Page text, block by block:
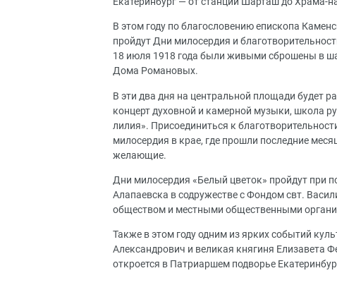
В этом году по благословению епископа
пройдут Дни милосердия и
18 июля 1918 года были живыми сброшены в
Дома Романовых.
В эти два дня на центральной площади будет
концерт духовной и камерной музыки, школа
лилия». Присоединиться к
милосердия в крае, где прошли последние
желающие.
Дни милосердия «Белый цветок» пройдут при
Алапаевска в содружестве с Фондом свт.
обществом и местными общественными
Также в этом году одним из ярких событий
Александрович и великая княгиня Елизавета
откроется в Патриаршем подворье